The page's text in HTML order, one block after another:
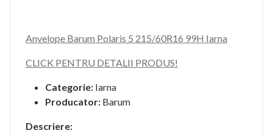
Anvelope Barum Polaris 5 215/60R16 99H Iarna
CLICK PENTRU DETALII PRODUS!
Categorie: Iarna
Producator: Barum
Descriere: